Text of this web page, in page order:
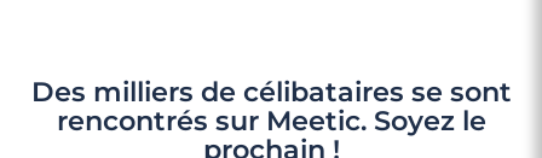
Des milliers de célibataires se sont
rencontrés sur Meetic. Soyez le
prochain !